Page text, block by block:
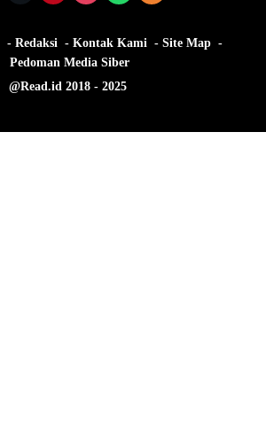
Redaksi Kontak Kami
Site Map
Pedoman Media Siber
@Read.id 2018 - 2025